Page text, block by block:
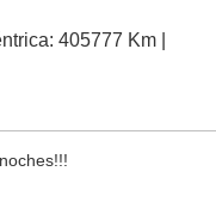
405777 Km |